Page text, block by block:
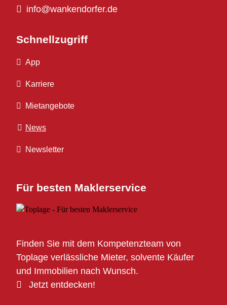
info@wankendorfer.de
Schnellzugriff
App
Karriere
Mietangebote
News
Newsletter
Für besten Maklerservice
Finden Sie mit dem Kompetenzteam von
Toplage verlässliche Mieter, solvente Käufer
und Immobilien nach Wunsch.
Jetzt entdecken!